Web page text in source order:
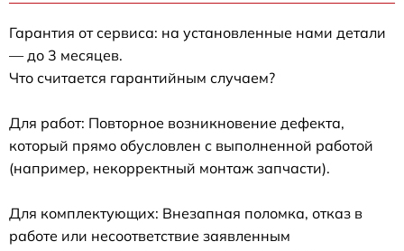
Гарантия от сервиса: на установленные нами детали
— до 3 месяцев.
Что считается гарантийным случаем?
Для работ: Повторное возникновение дефекта,
который прямо обусловлен с выполненной работой
(например, некорректный монтаж запчасти).
Для комплектующих: Внезапная поломка, отказ в
работе или несоответствие заявленным